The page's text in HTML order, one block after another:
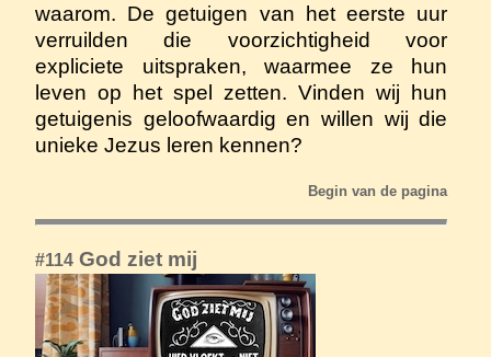
waarom. De getuigen van het eerste uur
verruilden die voorzichtigheid voor
expliciete uitspraken, waarmee ze hun
leven op het spel zetten. Vinden wij hun
getuigenis geloofwaardig en willen wij die
unieke Jezus leren kennen?
Begin van de pagina
#114 God ziet mij